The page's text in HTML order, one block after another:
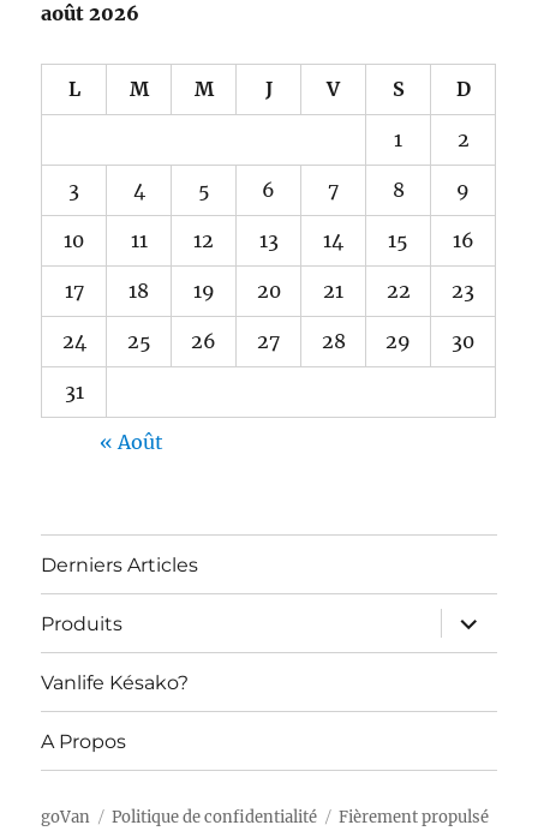
août 2026
L M M J V S D
1 2
3 4 5 6 7 8 9
10 11 12 13 14 15 16
17 18 19 20 21 22 23
24 25 26 27 28 29 30
31
« Août
Derniers Articles
Produits
ouvrir
le
sous-
Vanlife Késako?
A Propos
goVan Politique de confidentialité Fièrement propulsé